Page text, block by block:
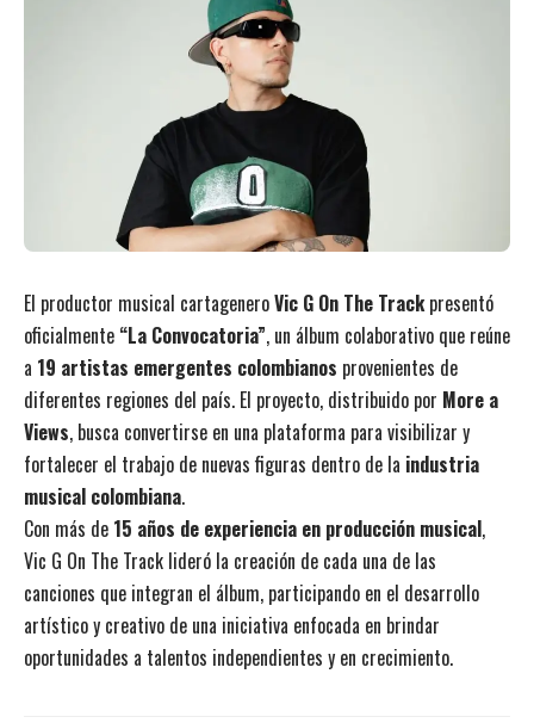
El productor musical cartageneroVic G On The Trackpresentó
oficialmente “La Convocatoria”, un álbum colaborativo que reúne
a 19 artistas emergentes colombianos provenientes de
diferentes regiones del país. El proyecto, distribuido por More a
Views, busca convertirse en una plataforma para visibilizar y
fortalecer el trabajo de nuevas figuras dentro de la industria
musical colombiana.
Con más de 15 años de experiencia en producción musical,
Vic G On The Track lideró la creación de cada una de las
canciones que integran el álbum, participando en el desarrollo
artístico y creativo de una iniciativa enfocada en brindar
oportunidades a talentos independientes y en crecimiento.